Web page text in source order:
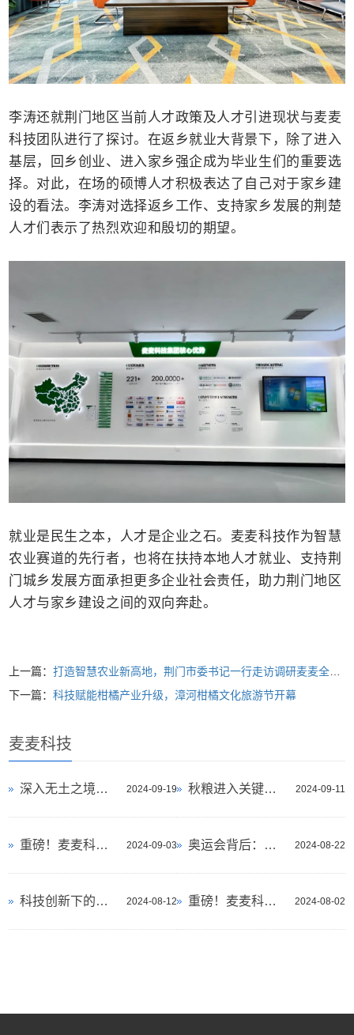
李涛还就荆门地区当前人才政策及人才引进现状与麦麦
科技团队进行了探讨。在返乡就业大背景下，除了进入
基层，回乡创业、进入家乡强企成为毕业生们的重要选
择。对此，在场的硕博人才积极表达了自己对于家乡建
设的看法。李涛对选择返乡工作、支持家乡发展的荆楚
人才们表示了热烈欢迎和殷切的期望。
就业是民生之本，人才是企业之石。麦麦科技作为智慧
农业赛道的先行者，也将在扶持本地人才就业、支持荆
门城乡发展方面承担更多企业社会责任，助力荆门地区
人才与家乡建设之间的双向奔赴。
上一篇：打造智慧农业新高地，荆门市委书记一行走访调研麦麦全国研发中心
下一篇：科技赋能柑橘产业升级，漳河柑橘文化旅游节开幕
麦麦科技
2024-09-19
深入无土之境的心脏 营养液循环系统｜植 2024-09-11
秋粮进入关键期，AI带来颠覆性科技革命
2024-09-03
重磅！麦麦科技荣膺国家级荣誉专精特新 2024-08-22
奥运会背后：农业的“绿色革命”
2024-08-12
科技创新下的丰收季，沙漠中的水稻革命 2024-08-02
重磅！麦麦科技集团4.20即将亮相中国农博